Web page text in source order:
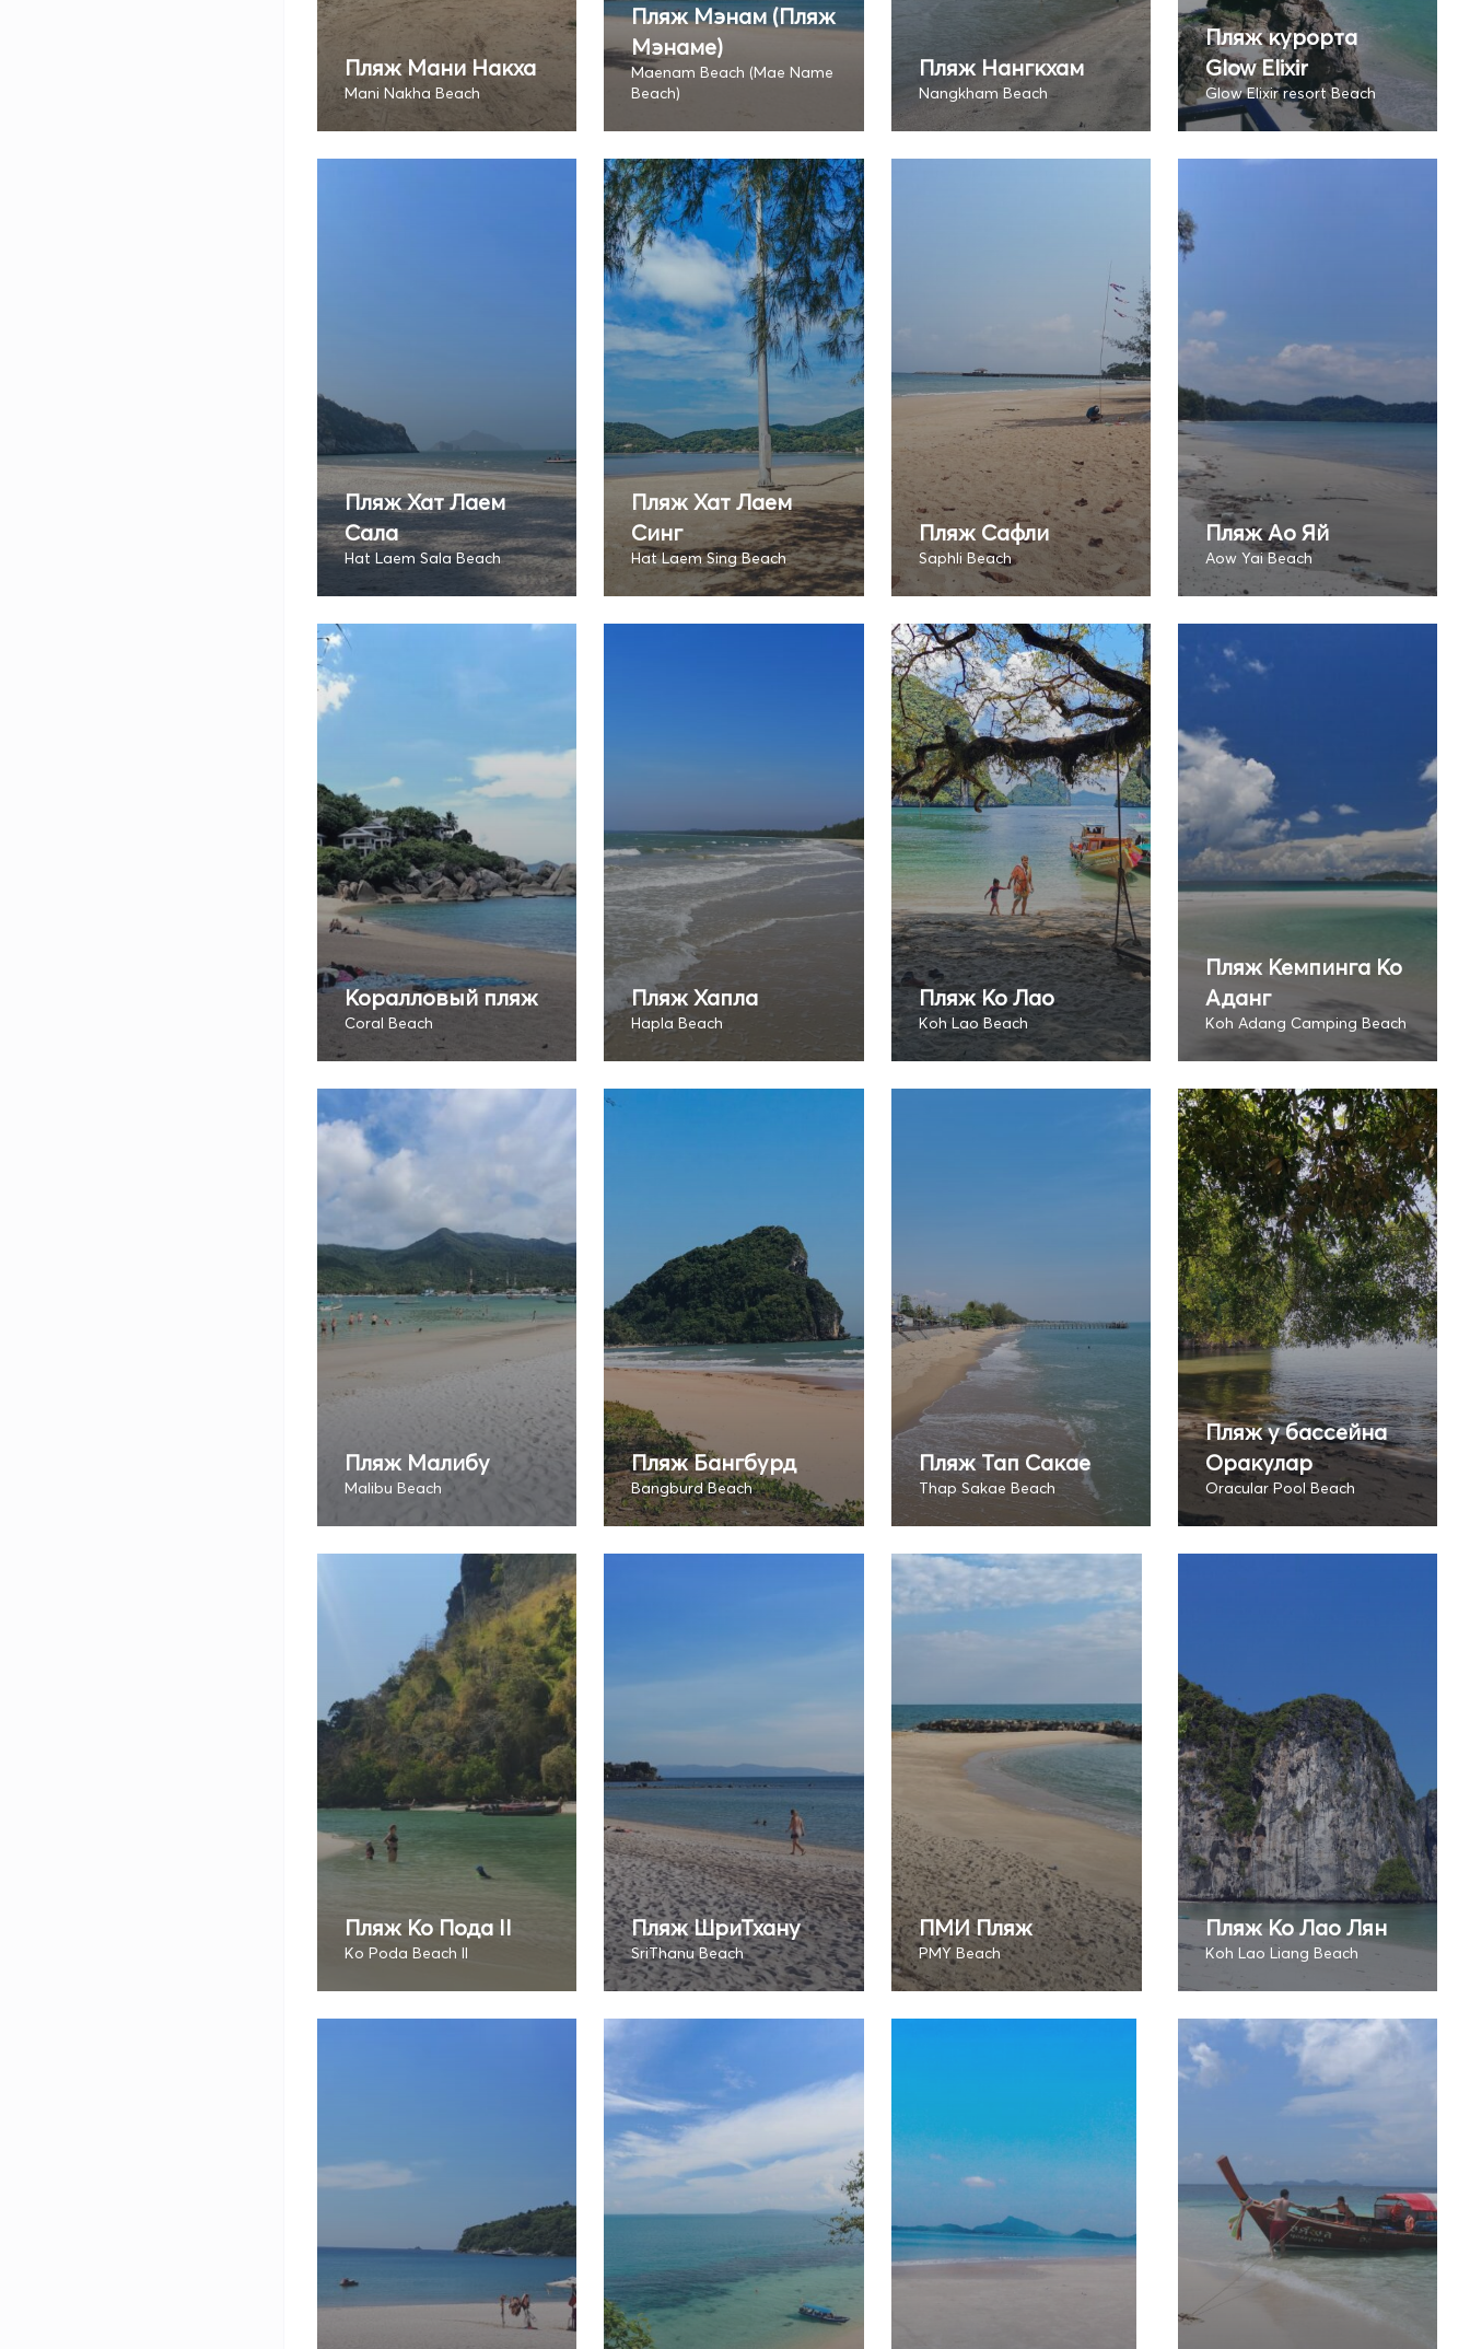
Пляж Мани Накха
Mani Nakha Beach
Пляж Мэнам (Пляж
Мэнаме)
Maenam Beach (Mae Name
Beach)
Пляж Нангкхам
Nangkham Beach
Пляж курорта
Glow Elixir
Glow Elixir resort Beach
Пляж Хат Лаем
Сала
Hat Laem Sala Beach
Пляж Хат Лаем
Синг
Hat Laem Sing Beach
Пляж Сафли
Saphli Beach
Пляж Ао Яй
Aow Yai Beach
Коралловый пляж
Coral Beach
Пляж Хапла
Hapla Beach
Пляж Ко Лао
Koh Lao Beach
Пляж Кемпинга Ко
Аданг
Koh Adang Camping Beach
Пляж Малибу
Malibu Beach
Пляж Бангбурд
Bangburd Beach
Пляж Тап Сакае
Thap Sakae Beach
Пляж у бассейна
Оракулар
Oracular Pool Beach
Пляж Ко Пода II
Ko Poda Beach II
Пляж ШриТхану
SriThanu Beach
ПМИ Пляж
PMY Beach
Пляж Ко Лао Лян
Koh Lao Liang Beach